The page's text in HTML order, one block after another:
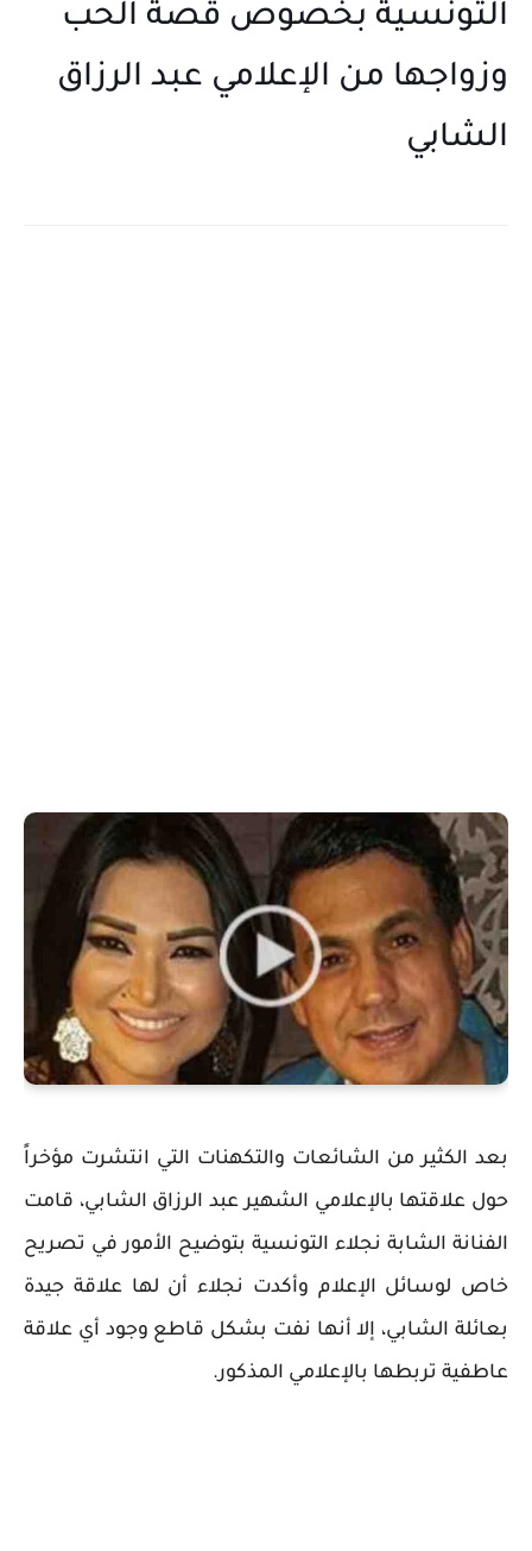
التونسية بخصوص قصة الحب
وزواجها من الإعلامي عبد الرزاق
الشابي
بعد الكثير من الشائعات والتكهنات التي انتشرت مؤخراً
حول علاقتها بالإعلامي الشهير عبد الرزاق الشابي، قامت
الفنانة الشابة نجلاء التونسية بتوضيح الأمور في تصريح
خاص لوسائل الإعلام وأكدت نجلاء أن لها علاقة جيدة
بعائلة الشابي، إلا أنها نفت بشكل قاطع وجود أي علاقة
عاطفية تربطها بالإعلامي المذكور.